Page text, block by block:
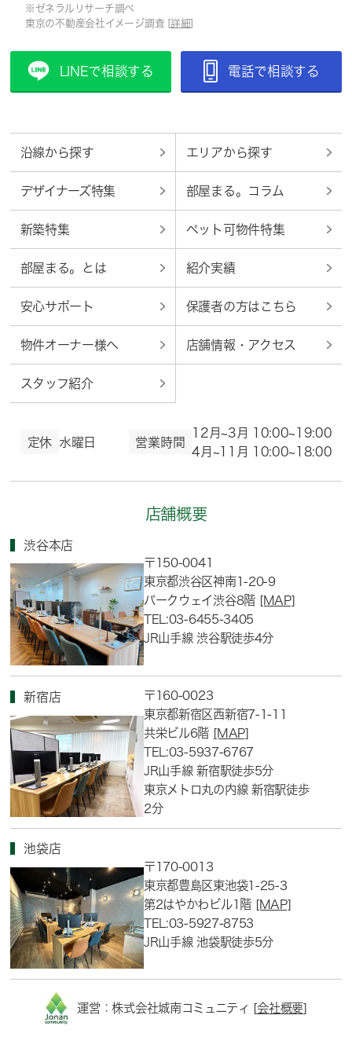
※ゼネラルリサーチ調べ
東京の不動産会社イメージ調査 [ 詳細
LINEで相談する 電話で相談する
沿線から探す エリアから探す
デザイナーズ特集 部屋まる。コラム
新築特集 ペット可物件特集
部屋まる。とは 紹介実績
安心サポート 保護者の方はこちら
物件オーナー様へ 店舗情報・アクセス
スタッフ紹介
定休 水曜日 営業時間
12月~3月 10:00~19:00
4月~11月 10:00~18:00
店舗概要
渋谷本店
〒150-0041
東京都渋谷区神南1-20-9
パークウェイ渋谷8階 [MAP]
TEL:03-6455-3405
JR山手線 渋谷駅徒歩4分
新宿店
〒160-0023
東京都新宿区西新宿7-1-11
共栄ビル6階 [MAP]
TEL:03-5937-6767
JR山手線 新宿駅徒歩5分
東京メトロ丸の内線 新宿駅徒歩
2分
池袋店
〒170-0013
東京都豊島区東池袋1-25-3
第2はやかわビル1階 [MAP]
TEL:03-5927-8753
JR山手線 池袋駅徒歩5分
運営：株式会社城南コミュニティ [会社概要]